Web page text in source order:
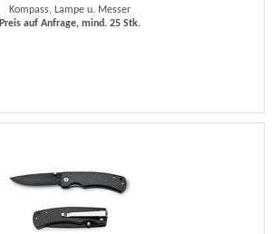
Kompass, Lampe u. Messer
Preis auf Anfrage, mind. 25 Stk.